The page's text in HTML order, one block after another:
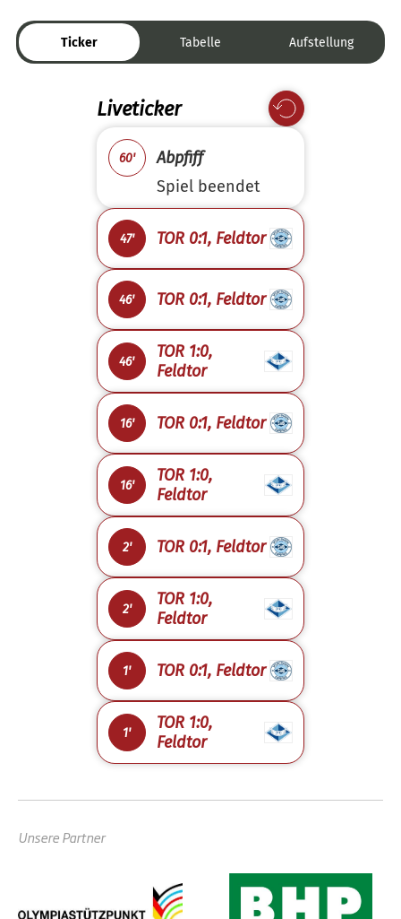
Ticker Tabelle Aufstellung
Liveticker
60'
Abpfiff
Spiel beendet
47' TOR 0:1, Feldtor
46' TOR 0:1, Feldtor
46'
TOR 1:0,
Feldtor
16' TOR 0:1, Feldtor
16'
TOR 1:0,
Feldtor
2' TOR 0:1, Feldtor
2'
TOR 1:0,
Feldtor
1' TOR 0:1, Feldtor
1'
TOR 1:0,
Feldtor
Unsere Partner